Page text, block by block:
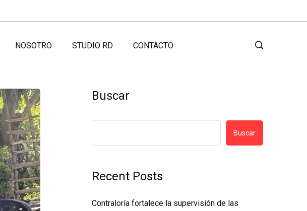
NOSOTRO STUDIO RD CONTACTO
Buscar
Buscar
Recent Posts
Contraloría fortalece la supervisión de las